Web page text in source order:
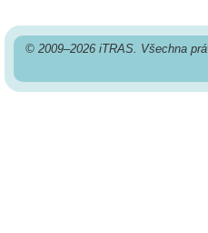
© 2009–2026 iTRAS. Všechna